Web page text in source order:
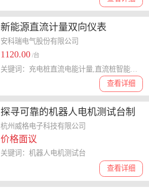
新能源直流计量双向仪表
安科瑞电气股份有限公司
1120.00 /台
查看详细
探寻可靠的机器人电机测试台制
造商，费用怎么收
杭州威格电子科技有限公司
价格面议
查看详细
关键词：机器人电机测试台